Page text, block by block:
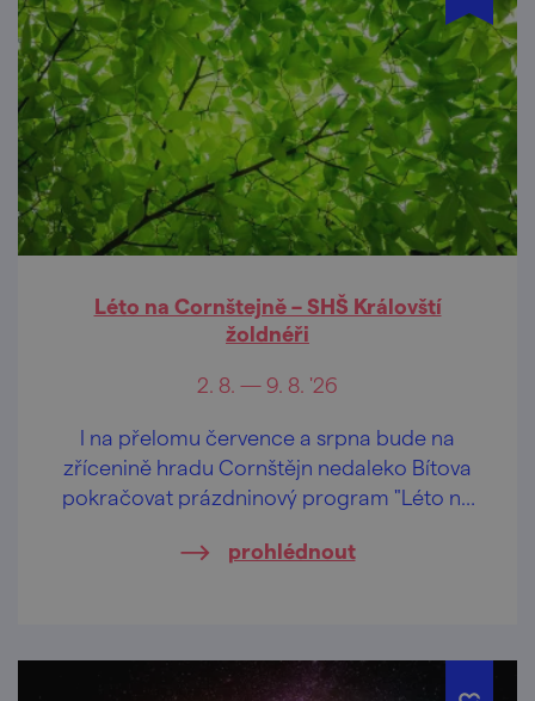
Léto na Cornštejně – SHŠ Královští
žoldnéři
2. 8. — 9. 8. '26
I na přelomu července a srpna bude na
zřícenině hradu Cornštějn nedaleko Bítova
pokračovat prázdninový program "Léto na
prohlédnout